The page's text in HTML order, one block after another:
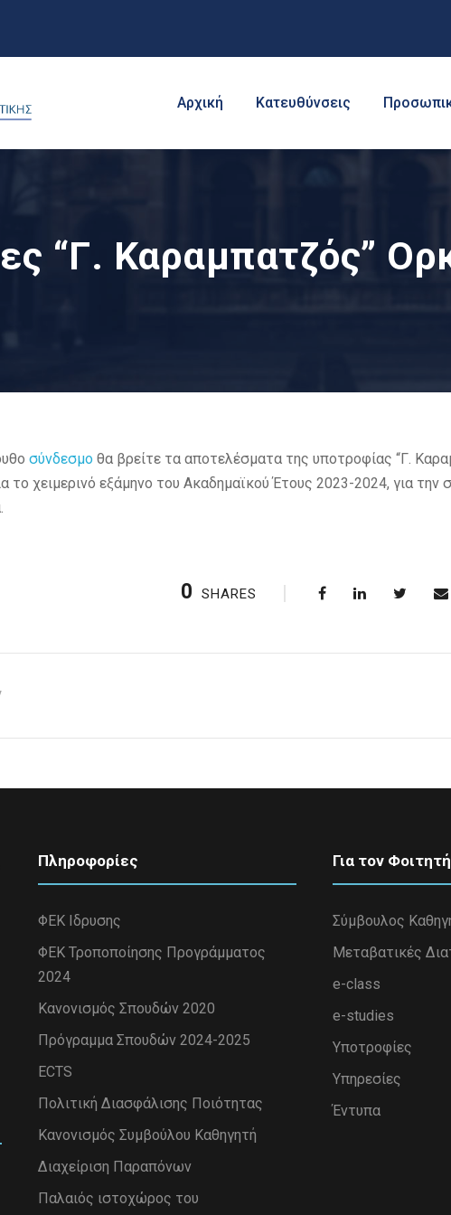
Αρχική Κατευθύνσεις
“Γ. Καραμπατζός”
σύνδεσμο θα βρείτε τα αποτελέσματα της υποτροφίας “Γ.
το χειμερινό εξάμηνο του Ακαδημαϊκού Έτους 2023-2024, για
0 SHARES
Πληροφορίες
ΦΕΚ Ιδρυσης
ΦΕΚ Τροποποίησης Προγράμματος
2024
Κανονισμός Σπουδών 2020
Πρόγραμμα Σπουδών 2024-2025
ECTS
Πολιτική Διασφάλισης Ποιότητας
Κανονισμός Συμβούλου Καθηγητή
Διαχείριση Παραπόνων
Παλαιός ιστοχώρος του
Για τον Φοιτητή
Σύμβουλος
Μεταβατικές
e-class
e-studies
Υποτροφίες
Υπηρεσίες
Έντυπα